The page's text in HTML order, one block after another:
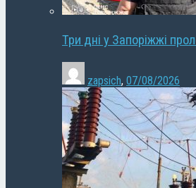
Три дні у Запоріжжі
zapsich, 07/08/2026